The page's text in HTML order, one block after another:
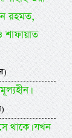
রহমত,
থাকে। যখন